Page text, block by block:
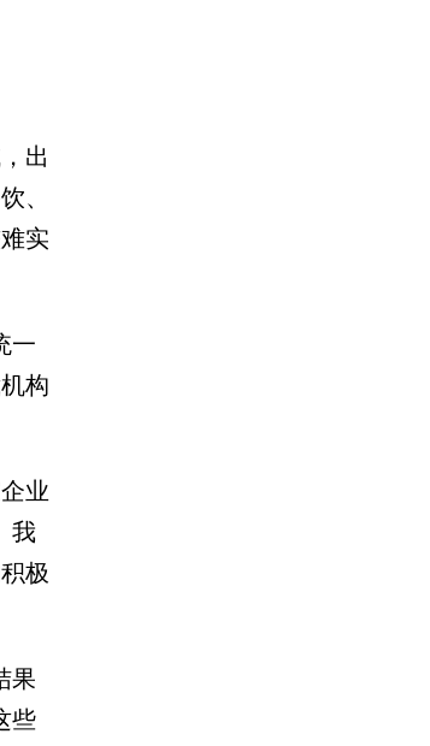
出
、
实
一
构
业
我
极
果
些